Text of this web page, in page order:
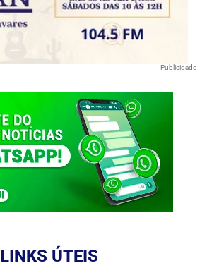
Publicidade
LINKS ÚTEIS